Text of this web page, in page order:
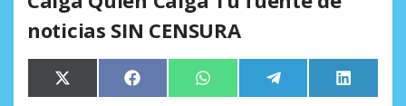
noticias SIN CENSURA
Compartir
en
X
(Twitter)
Compartir
en
Facebook Compartir
en
WhatsApp Compartir
en
Telegram
en
LinkedIn